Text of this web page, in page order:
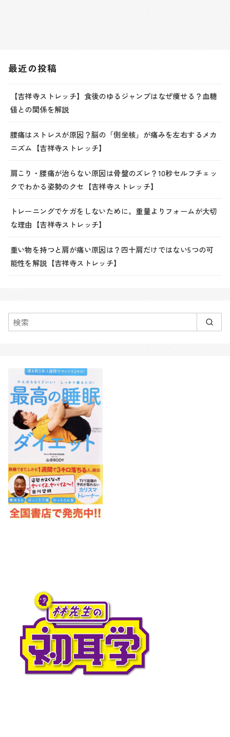
最近の投稿
【吉祥寺ストレッチ】食後のゆるジャンプはなぜ痩せる？血糖
値との関係を解説
腰痛はストレスが原因？脳の「側坐核」が痛みを左右するメカ
ニズム【吉祥寺ストレッチ】
肩こり・腰痛が治らない原因は骨盤のズレ？10秒セルフチェッ
クでわかる姿勢のクセ【吉祥寺ストレッチ】
トレーニングでケガをしないために。重量よりフォームが大切
な理由【吉祥寺ストレッチ】
重い物を持つと肩が痛い原因は？四十肩だけではない5つの可
能性を解説【吉祥寺ストレッチ】